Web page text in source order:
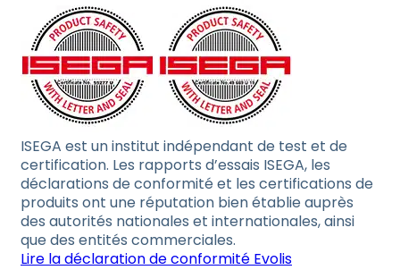
ISEGA est un institut indépendant de test et de
certification. Les rapports d’essais ISEGA, les
déclarations de conformité et les certifications de
produits ont une réputation bien établie auprès
des autorités nationales et internationales, ainsi
que des entités commerciales.
Lire la déclaration de conformité Evolis